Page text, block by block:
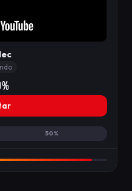
50%